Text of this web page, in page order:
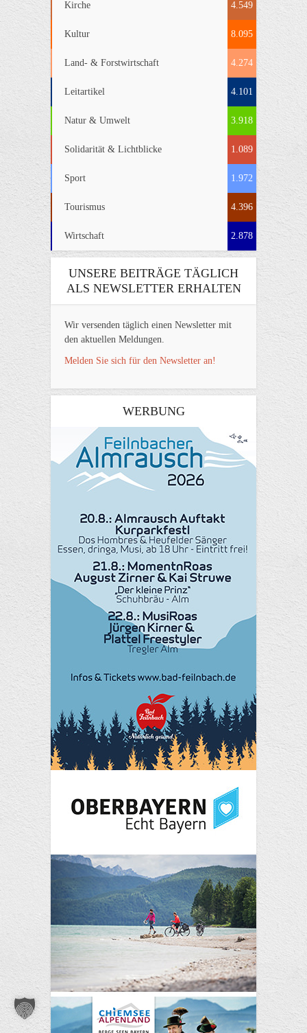
Kirche 4.549
Kultur 8.095
Land- & Forstwirtschaft 4.274
Leitartikel 4.101
Natur & Umwelt 3.918
Solidarität & Lichtblicke 1.089
Sport 1.972
Tourismus 4.396
Wirtschaft 2.878
UNSERE BEITRÄGE TÄGLICH
ALS NEWSLETTER ERHALTEN
Wir versenden täglich einen Newsletter mit
den aktuellen Meldungen.
Melden Sie sich für den Newsletter an!
WERBUNG